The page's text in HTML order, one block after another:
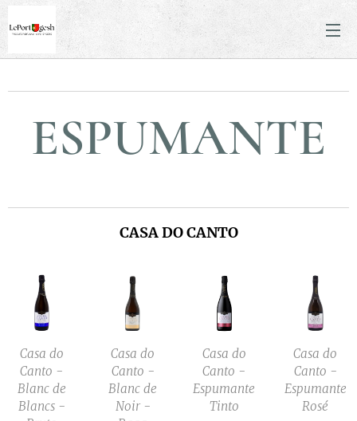
ESPUMANTE
CASA DO CANTO
Casa do
Canto -
Blanc de
Blancs -
Casa do
Canto -
Blanc de
Noir -
Casa do
Canto -
Espumante
Tinto
Casa do
Canto -
Espumante
Rosé